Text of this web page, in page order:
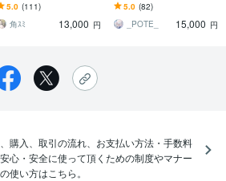
みた/オリジナルMVイラ
ト制作✨
5.0 (111)
角ｽﾐ
13,000 円
のやりたい！を応援しま
す
5.0 (82)
_POTE_
15,000 円
購入、取引の流れ、お支払い方法・手数料
心・安全に使って頂くための制度やマナー
使い方はこちら。